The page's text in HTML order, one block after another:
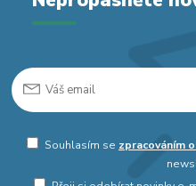
Souhlasím se zpracováním